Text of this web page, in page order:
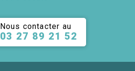
Nous contacter au
03 27 89 21 52